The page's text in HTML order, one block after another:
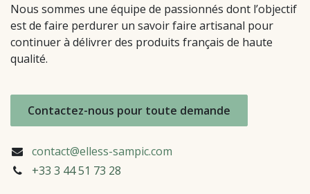
Nous sommes une équipe de passionnés dont l’objectif
est de faire perdurer un savoir faire artisanal pour
continuer à délivrer des produits français de haute
qualité.
Contactez-nous pour toute demande
contact@elless-sampic.com
+33 3 44 51 73 28